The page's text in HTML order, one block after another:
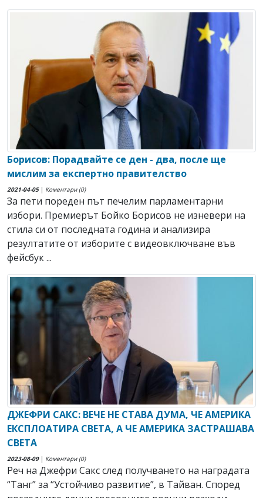
Борисов: Порадвайте се ден - два, после ще
мислим за експертно правителство
2021-04-05| Коментари (0)
За пети пореден път печелим парламентарни
избори. Премиерът Бойко Борисов не изневери на
стила си от последната година и анализира
резултатите от изборите с видеовключване във
фейсбук ...
ДЖЕФРИ САКС: ВЕЧЕ НЕ СТАВА ДУМА, ЧЕ АМЕРИКА
ЕКСПЛОАТИРА СВЕТА, А ЧЕ АМЕРИКА ЗАСТРАШАВА
СВЕТА
2023-08-09| Коментари (0)
Реч на Джефри Сакс след получването на наградата
“Танг” за “Устойчиво развитие”, в Тайван. Според